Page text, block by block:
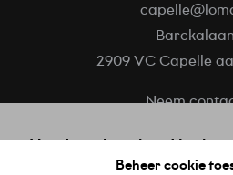
Beheer cookie
Hard werken, hard
op de juiste plaats. Trots
2909 VC Capelle
Neem